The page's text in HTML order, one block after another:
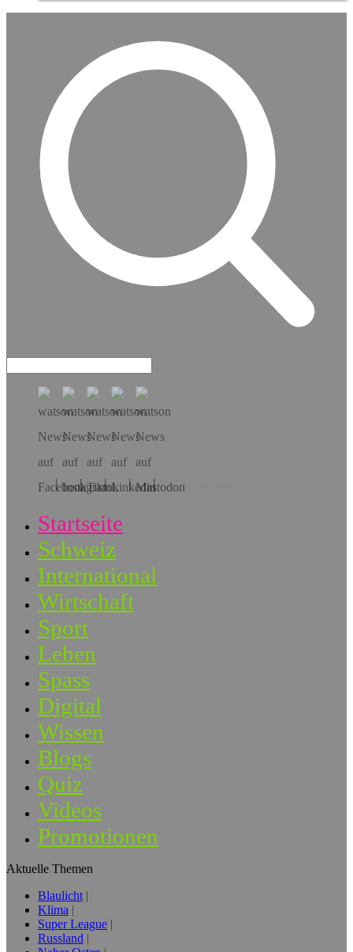
Hol dir die App!
Startseite
Schweiz
International
Wirtschaft
Sport
Leben
Spass
Digital
Wissen
Blogs
Quiz
Videos
Promotionen
Aktuelle Themen
Blaulicht
Klima
Super League
Russland